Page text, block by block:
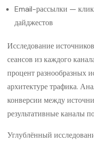
Email-рассылки —
дайджестов
Исследование
сеансов из каждого
процент разнообразных
архитектуре трафика.
конверсии между
результативные каналы
Углублённый